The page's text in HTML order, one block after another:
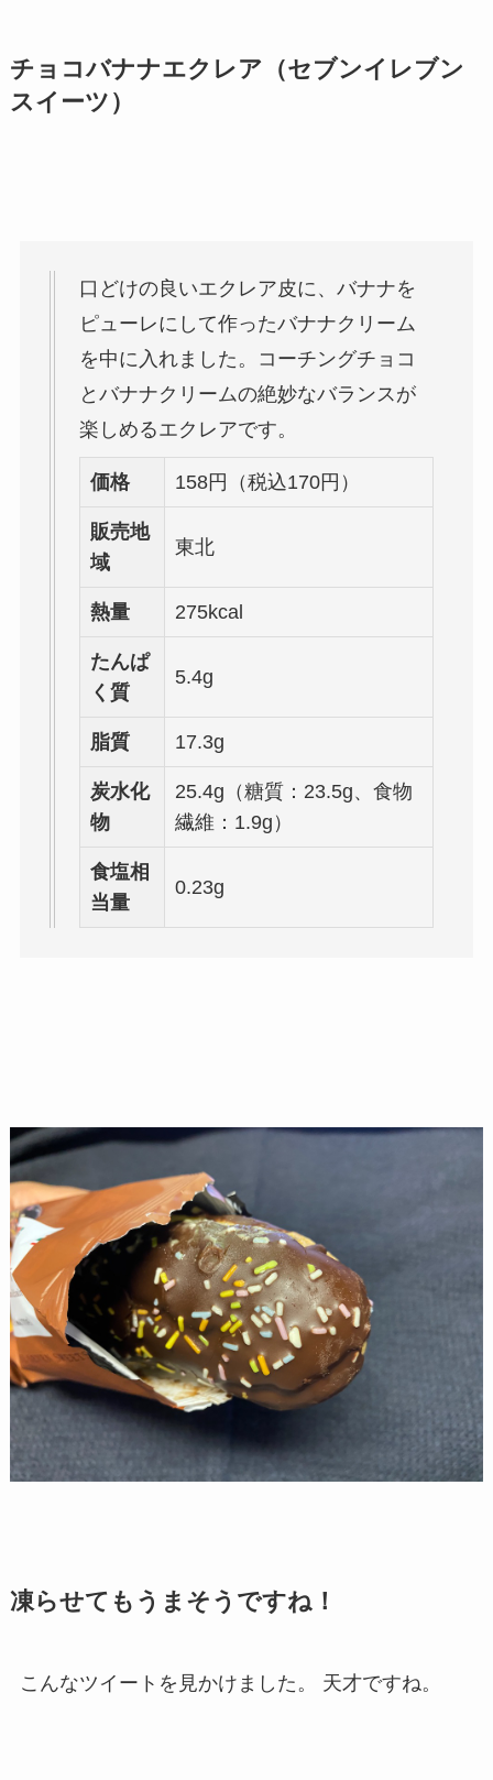
チョコバナナエクレア（セブンイレブン
スイーツ）
口どけの良いエクレア皮に、バナナを
ピューレにして作ったバナナクリーム
を中に入れました。コーチングチョコ
とバナナクリームの絶妙なバランスが
楽しめるエクレアです。
価格 158円（税込170円）
販売地
域
東北
熱量 275kcal
たんぱ
く質
5.4g
脂質 17.3g
炭水化
物
25.4g（糖質：23.5g、食物
繊維：1.9g）
食塩相
当量
0.23g
凍らせてもうまそうですね！
こんなツイートを見かけました。 天才ですね。